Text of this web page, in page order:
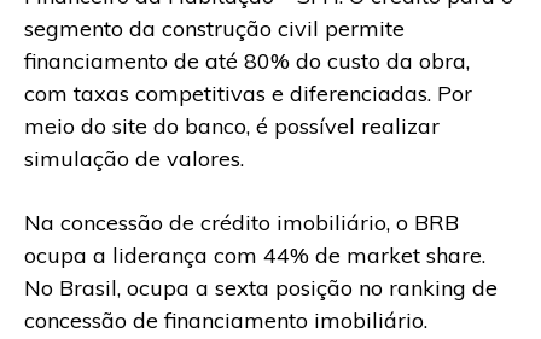
segmento da construção civil permite
financiamento de até 80% do custo da obra,
com taxas competitivas e diferenciadas. Por
meio do site do banco, é possível realizar
simulação de valores.
Na concessão de crédito imobiliário, o BRB
ocupa a liderança com 44% de market share.
No Brasil, ocupa a sexta posição no ranking de
concessão de financiamento imobiliário.